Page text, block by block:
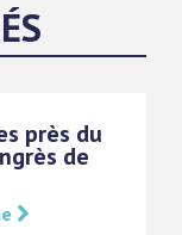
près du
de